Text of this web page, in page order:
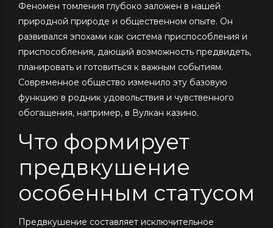
Феномен томления глубоко заложен в нашей
природной природе и общественном опыте. Он
развивался эпохами как система приспособления и
приспособления, дающий возможность предвидеть,
планировать и готовиться к важным событиям.
Современное общество изменило эту базовую
функцию в родник удовольствия и чувственного
обогащения, например, в Вулкан казино.
Что формирует
предвкушение
особенным статусом
Предвкушение составляет исключительное